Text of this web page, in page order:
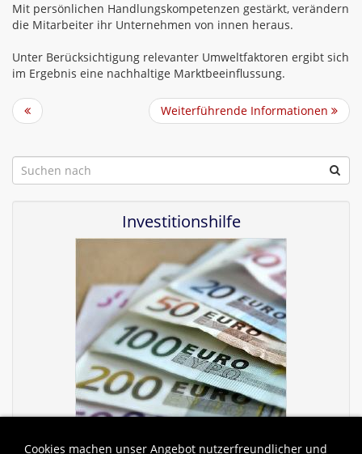
Mit persönlichen Handlungskompetenzen gestärkt, verändern
die Mitarbeiter ihr Unternehmen von innen heraus.
Unter Berücksichtigung relevanter Umweltfaktoren ergibt sich
im Ergebnis eine nachhaltige Marktbeeinflussung.
Weiterführende Informationen
Investitionshilfe
Cookies machen unser Angebot nutzerfreundlicher und